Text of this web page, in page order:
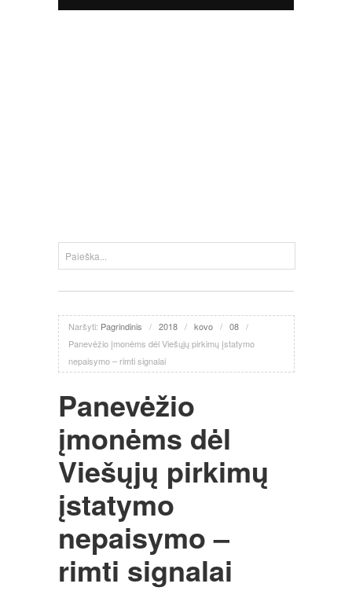
Naršyti: Pagrindinis / 2018 / kovo / 08 /
Panevėžio įmonėms dėl Viešųjų pirkimų įstatymo
nepaisymo – rimti signalai
Panevėžio
įmonėms dėl
Viešųjų pirkimų
įstatymo
nepaisymo –
rimti signalai